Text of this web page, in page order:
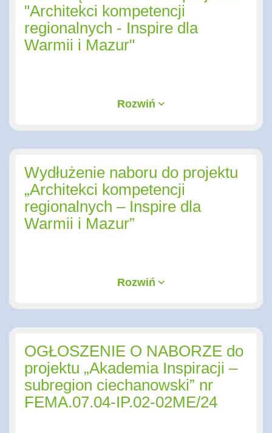
"Architekci kompetencji
regionalnych - Inspire dla
Warmii i Mazur"
Rozwiń
Wydłużenie naboru do projektu
„Architekci kompetencji
regionalnych – Inspire dla
Warmii i Mazur”
Rozwiń
OGŁOSZENIE O NABORZE do
projektu „Akademia Inspiracji –
subregion ciechanowski” nr
FEMA.07.04-IP.02-02ME/24